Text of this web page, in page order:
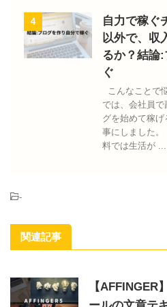
4
自力で稼ぐ
以外で、収
るか？結論
ぐ
こんなことで
では、会社員
グを始めて稼
事にしました
料では生活が ...
-
関連記事
【AFFINGER